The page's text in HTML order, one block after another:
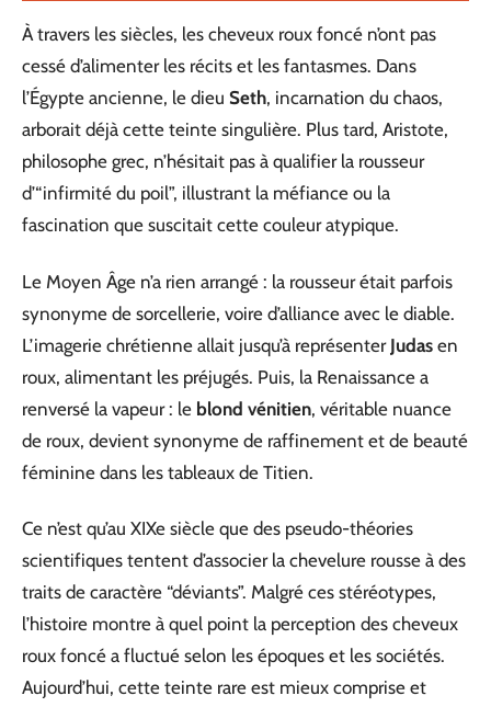
À travers les siècles, les cheveux roux foncé n’ont pas
cessé d’alimenter les récits et les fantasmes. Dans
l’Égypte ancienne, le dieu Seth, incarnation du chaos,
arborait déjà cette teinte singulière. Plus tard, Aristote,
philosophe grec, n’hésitait pas à qualifier la rousseur
d’“infirmité du poil”, illustrant la méfiance ou la
fascination que suscitait cette couleur atypique.
Le Moyen Âge n’a rien arrangé : la rousseur était parfois
synonyme de sorcellerie, voire d’alliance avec le diable.
L’imagerie chrétienne allait jusqu’à représenter Judas en
roux, alimentant les préjugés. Puis, la Renaissance a
renversé la vapeur : le blond vénitien, véritable nuance
de roux, devient synonyme de raffinement et de beauté
féminine dans les tableaux de Titien.
Ce n’est qu’au XIXe siècle que des pseudo-théories
scientifiques tentent d’associer la chevelure rousse à des
traits de caractère “déviants”. Malgré ces stéréotypes,
l’histoire montre à quel point la perception des cheveux
roux foncé a fluctué selon les époques et les sociétés.
Aujourd’hui, cette teinte rare est mieux comprise et